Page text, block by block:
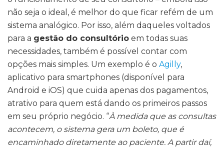
não seja o ideal, é melhor do que ficar refém de um
sistema analógico. Por isso, além daqueles voltados
para a gestão do consultório em todas suas
necessidades, também é possível contar com
opções mais simples. Um exemplo é o Agilly,
aplicativo para smartphones (disponível para
Android e iOS) que cuida apenas dos pagamentos,
atrativo para quem está dando os primeiros passos
em seu próprio negócio. “À medida que as consultas
acontecem, o sistema gera um boleto, que é
encaminhado diretamente ao paciente. A partir daí,